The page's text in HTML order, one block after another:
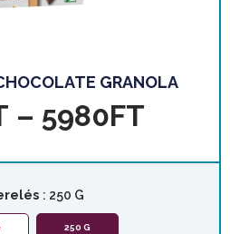
GRANOLA
– 5980FT
: 250 G
250 G